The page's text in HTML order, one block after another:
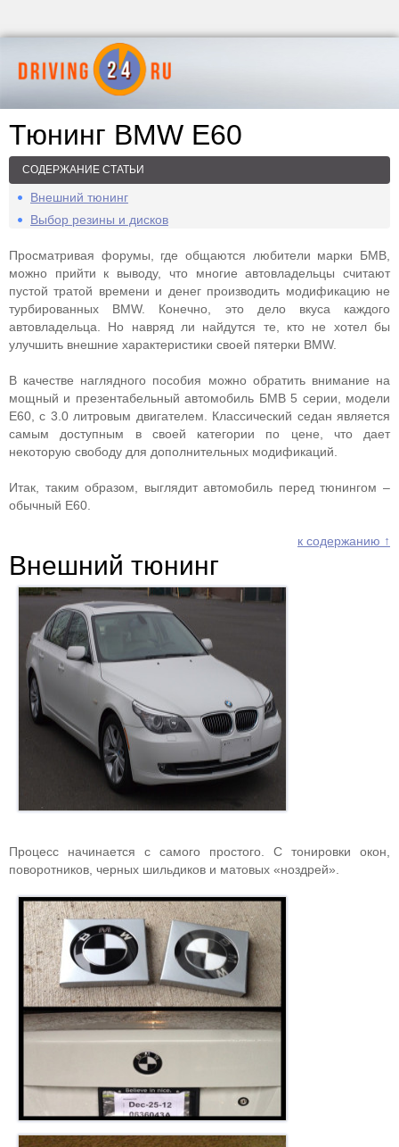
Тюнинг BMW E60
СОДЕРЖАНИЕ СТАТЬИ
Внешний тюнинг
Выбор резины и дисков
Просматривая форумы, где общаются любители марки БМВ,
можно прийти к выводу, что многие автовладельцы считают
пустой тратой времени и денег производить модификацию не
турбированных BMW. Конечно, это дело вкуса каждого
автовладельца. Но навряд ли найдутся те, кто не хотел бы
улучшить внешние характеристики своей пятерки BMW.
В качестве наглядного пособия можно обратить внимание на
мощный и презентабельный автомобиль БМВ 5 серии, модели
Е60, с 3.0 литровым двигателем. Классический седан является
самым доступным в своей категории по цене, что дает
некоторую свободу для дополнительных модификаций.
Итак, таким образом, выглядит автомобиль перед тюнингом –
обычный Е60.
к содержанию ↑
Внешний тюнинг
Процесс начинается с самого простого. С тонировки окон,
поворотников, черных шильдиков и матовых «ноздрей».